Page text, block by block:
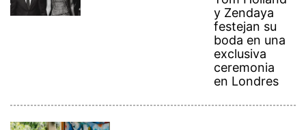
y Zendaya
festejan su
boda en una
exclusiva
ceremonia
en Londres